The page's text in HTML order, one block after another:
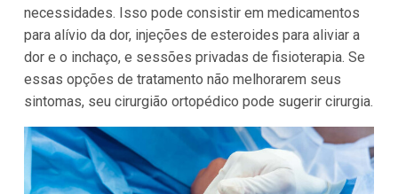
necessidades. Isso pode consistir em medicamentos
para alívio da dor, injeções de esteroides para aliviar a
dor e o inchaço, e sessões privadas de fisioterapia. Se
essas opções de tratamento não melhorarem seus
sintomas, seu cirurgião ortopédico pode sugerir cirurgia.